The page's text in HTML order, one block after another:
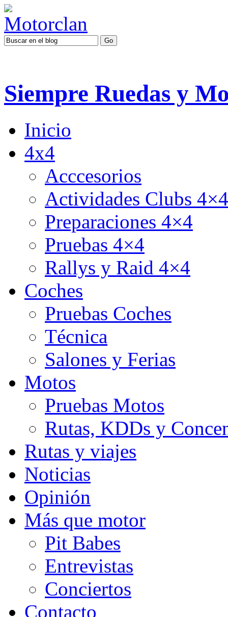
Siempre Ruedas y
Inicio
4x4
Acccesorios
Actividades Clubs 4×4
Preparaciones 4×4
Pruebas 4×4
Rallys y Raid 4×4
Coches
Pruebas Coches
Técnica
Salones y Ferias
Motos
Pruebas Motos
Rutas, KDDs y
Rutas y viajes
Noticias
Opinión
Más que motor
Pit Babes
Entrevistas
Conciertos
Contacto